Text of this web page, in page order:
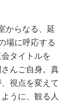
からなる、延
場に呼応する
タイトルを
んご自身。真
視点を変えて
うに、観る人